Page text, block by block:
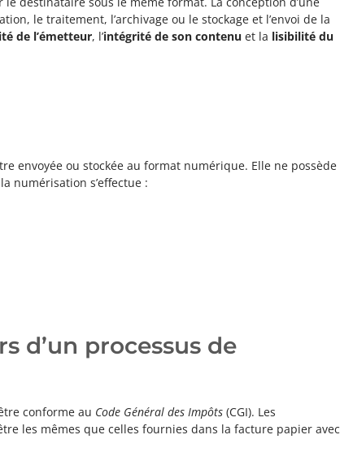
le traitement, l’archivage ou le stockage et l’envoi de la
de l’émetteur, l’intégrité de son contenu et la lisibilité du
envoyée ou stockée au format numérique. Elle ne possède
numérisation s’effectue :
d’un processus de
conforme au Code Général des Impôts (CGI). Les
les mêmes que celles fournies dans la facture papier avec